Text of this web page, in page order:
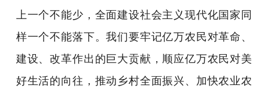
上一个不能少，全面建设社会主义现代化国家同
样一个不能落下。我们要牢记亿万农民对革命、
建设、改革作出的巨大贡献，顺应亿万农民对美
好生活的向往，推动乡村全面振兴、加快农业农